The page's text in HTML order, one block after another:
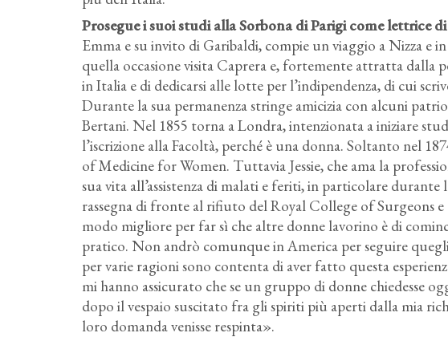
Prosegue i suoi studi alla Sorbona di Parigi come lettrice
Emma e su invito di Garibaldi, compie un viaggio a Nizza e
quella occasione visita Caprera e, fortemente attratta dalla
in Italia e di dedicarsi alle lotte per l’indipendenza, di cui
Durante la sua permanenza stringe amicizia con alcuni
Bertani. Nel 1855 torna a Londra, intenzionata a iniziare
l’iscrizione alla Facoltà, perché è una donna. Soltanto nel
of Medicine for Women. Tuttavia Jessie, che ama la
sua vita all’assistenza di malati e feriti, in particolare
rassegna di fronte al rifiuto del Royal College of Surgeons
modo migliore per far sì che altre donne lavorino è di
pratico. Non andrò comunque in America per seguire
per varie ragioni sono contenta di aver fatto questa
mi hanno assicurato che se un gruppo di donne chiedesse
dopo il vespaio suscitato fra gli spiriti più aperti dalla mia
loro domanda venisse respinta».